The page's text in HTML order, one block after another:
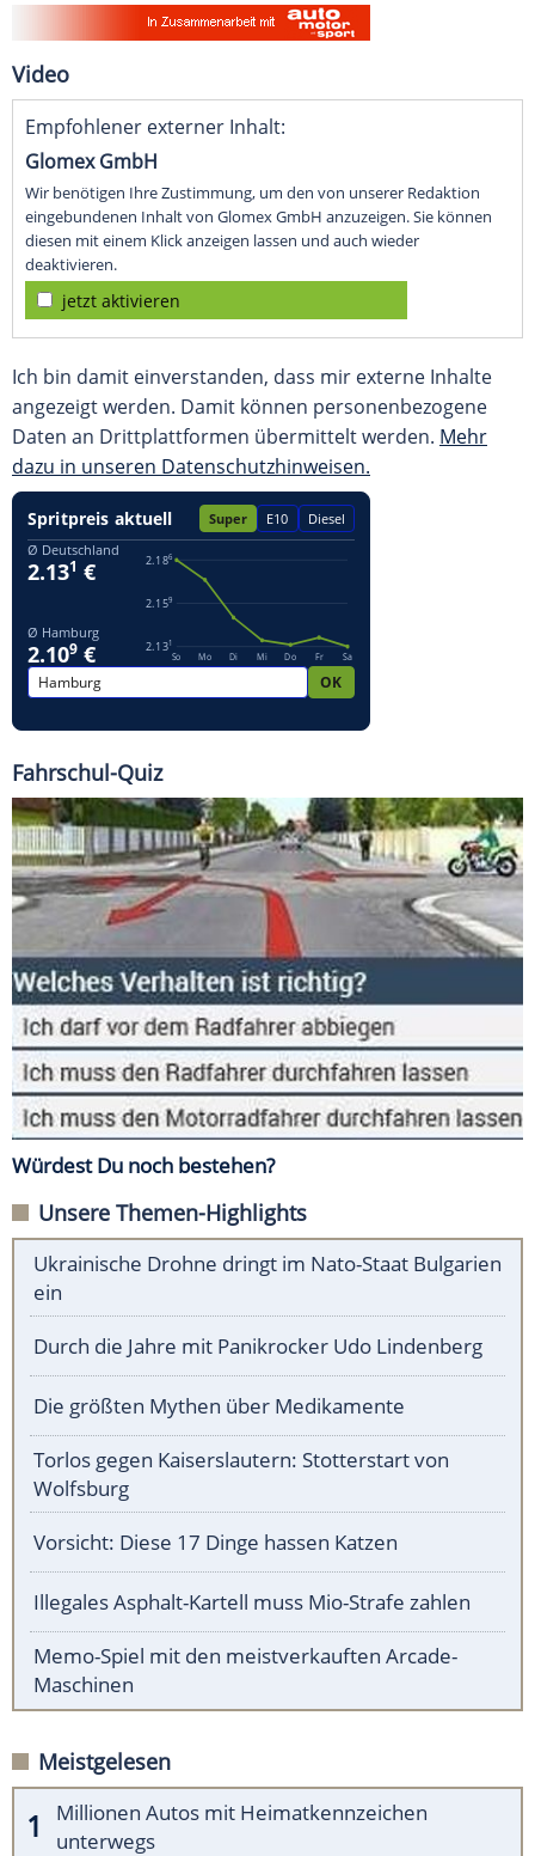
Video
Empfohlener externer Inhalt:
Glomex GmbH
Wir benötigen Ihre Zustimmung, um den von unserer Redaktion
eingebundenen Inhalt von Glomex GmbH anzuzeigen. Sie können
diesen mit einem Klick anzeigen lassen und auch wieder
deaktivieren.
jetzt aktivieren
Ich bin damit einverstanden, dass mir externe Inhalte
angezeigt werden. Damit können personenbezogene
Daten an Drittplattformen übermittelt werden. Mehr
dazu in unseren Datenschutzhinweisen.
Fahrschul-Quiz
Würdest Du noch bestehen?
Unsere Themen-Highlights
Ukrainische Drohne dringt im Nato-Staat Bulgarien
ein
Durch die Jahre mit Panikrocker Udo Lindenberg
Die größten Mythen über Medikamente
Torlos gegen Kaiserslautern: Stotterstart von
Wolfsburg
Vorsicht: Diese 17 Dinge hassen Katzen
Illegales Asphalt-Kartell muss Mio-Strafe zahlen
Memo-Spiel mit den meistverkauften Arcade-
Maschinen
Meistgelesen
Millionen Autos mit Heimatkennzeichen
unterwegs